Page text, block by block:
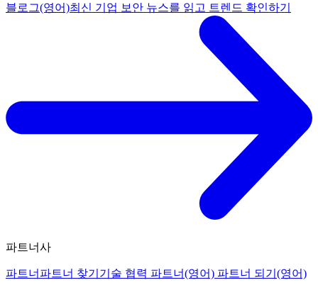
블로그(영어)최신 기업 보안 뉴스를 읽고 트렌드 확인하기
파트너사
파트너 파트너 찾기 기술 협력 파트너(영어) 파트너 되기(영어)